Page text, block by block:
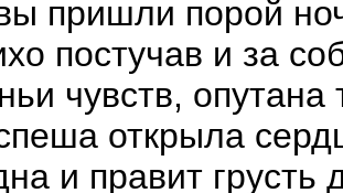
пришли порой
постучав и за
чувств, опутана
открыла
и правит